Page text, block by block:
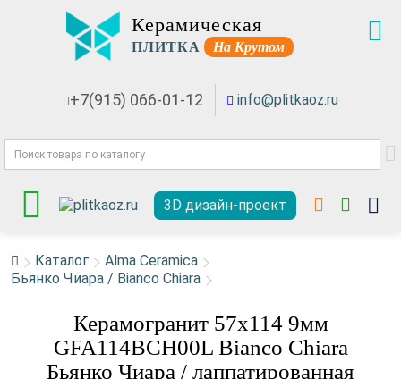
Керамическая
ПЛИТКА На Крутом
+7(915) 066-01-12 info@plitkaoz.ru
3D дизайн-проект
Каталог
Alma Ceramica
Бьянко Чиара / Bianco Chiara
Керамогранит 57x114 9мм
GFA114BCH00L Bianco Chiara
Бьянко Чиара / лаппатированная